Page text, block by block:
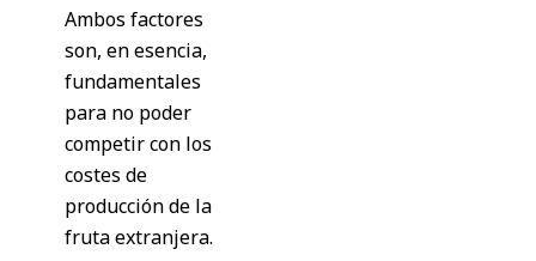
Ambos factores
son, en esencia,
fundamentales
para no poder
competir con los
costes de
producción de la
fruta extranjera.